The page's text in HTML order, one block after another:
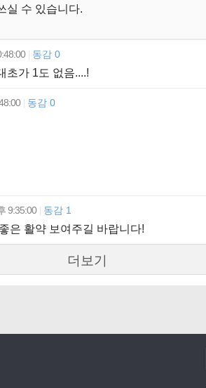
실 수 있습니다.
동감 0
초가 1도 없음....!
동감 0
9:35:00 동감 1
은 활약 보여주길 바랍니다!
더보기